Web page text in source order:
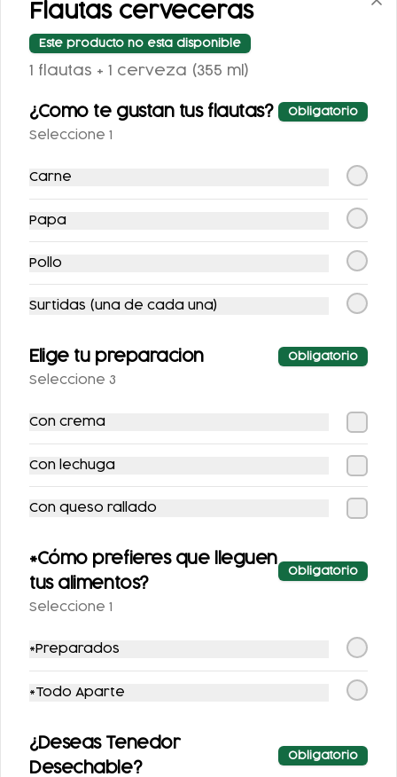
COCA-COLA
COCA COLA ZERO
355 ML.
$25.00 $25.00
SPRITE SIN AZÚCAR
FRESCA SIN
Flautas cerveceras
Este producto no esta disponible
1 flautas + 1 cerveza (355 ml)
¿Como te gustan tus flautas? Obligatorio
Seleccione 1
Carne
Papa
Pollo
Surtidas (una de cada una)
Elige tu preparacion Obligatorio
Seleccione 3
Con crema
Con lechuga
Con queso rallado
*Cómo prefieres que lleguen
tus alimentos?
Obligatorio
Seleccione 1
*Preparados
*Todo Aparte
¿Deseas Tenedor
Desechable?
Obligatorio